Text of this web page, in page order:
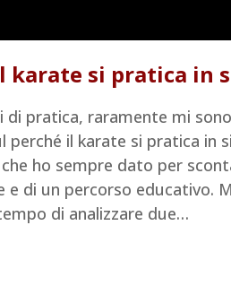
karate si pratica in
di pratica, raramente mi
il karate si pratica in
che ho sempre dato per
e di un percorso educativo.
di analizzare due…